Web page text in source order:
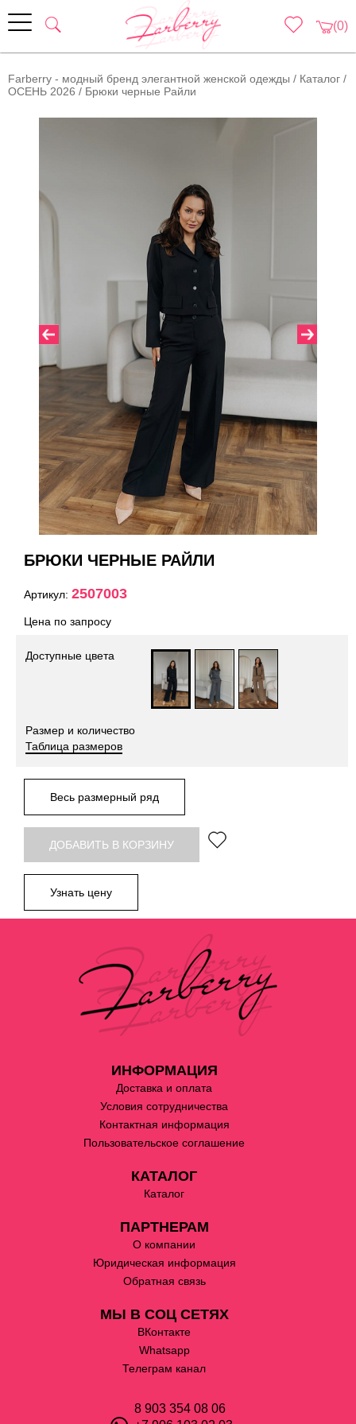
(0)
Farberry - модный бренд элегантной женской одежды / Каталог /
ОСЕНЬ 2026 / Брюки черные Райли
БРЮКИ ЧЕРНЫЕ РАЙЛИ
Артикул: 2507003
Цена по запросу
Доступные цвета
Размер и количество
Таблица размеров
Весь размерный ряд
ДОБАВИТЬ В КОРЗИНУ
Узнать цену
ИНФОРМАЦИЯ
Доставка и оплата
Условия сотрудничества
Контактная информация
Пользовательское соглашение
КАТАЛОГ
Каталог
ПАРТНЕРАМ
О компании
Юридическая информация
Обратная связь
МЫ В СОЦ СЕТЯХ
ВКонтакте
Whatsapp
Телеграм канал
8 903 354 08 06